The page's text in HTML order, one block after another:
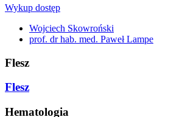
Wykup dostęp
Wojciech Skowroński
prof. dr hab. med. Paweł Lampe
Flesz
Flesz
Hematologia